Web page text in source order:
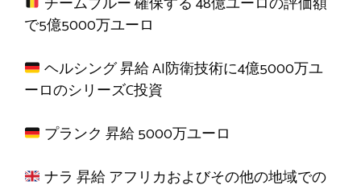
で5億5000万ユーロ
ヘルシング昇給AI防衛技術に4億5000万ユ
ーロのシリーズC投資
プランク 昇給5000万ユーロ
ナラ 昇給アフリカおよびその他の地域での